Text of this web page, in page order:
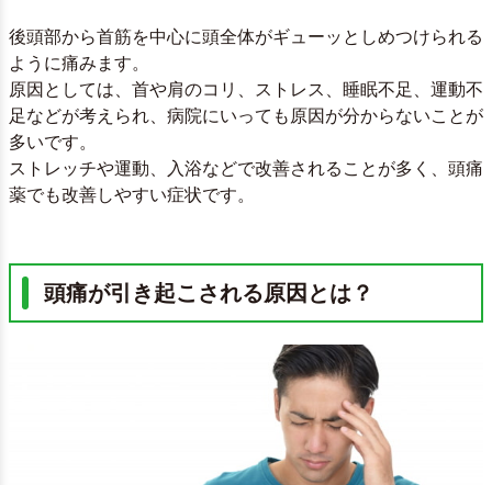
後頭部から首筋を中心に頭全体がギューッとしめつけられる
ように痛みます。
原因としては、首や肩のコリ、ストレス、睡眠不足、運動不
足などが考えられ、病院にいっても原因が分からないことが
多いです。
ストレッチや運動、入浴などで改善されることが多く、頭痛
薬でも改善しやすい症状です。
頭痛が引き起こされる原因とは？